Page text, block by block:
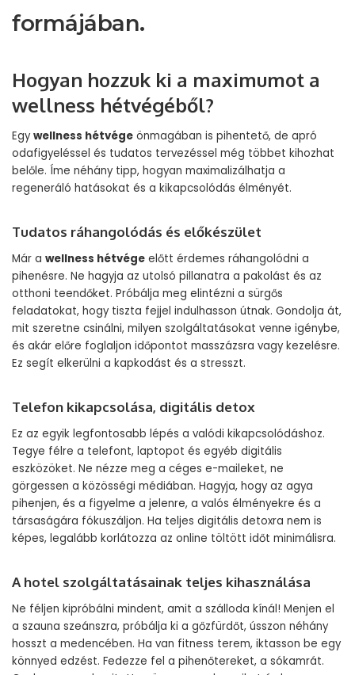
formájában.
Hogyan hozzuk ki a maximumot a
wellness hétvégéből?
Egy wellness hétvége önmagában is pihentető, de apró
odafigyeléssel és tudatos tervezéssel még többet kihozhat
belőle. Íme néhány tipp, hogyan maximalizálhatja a
regeneráló hatásokat és a kikapcsolódás élményét.
Tudatos ráhangolódás és előkészület
Már a wellness hétvége előtt érdemes ráhangolódni a
pihenésre. Ne hagyja az utolsó pillanatra a pakolást és az
otthoni teendőket. Próbálja meg elintézni a sürgős
feladatokat, hogy tiszta fejjel indulhasson útnak. Gondolja át,
mit szeretne csinálni, milyen szolgáltatásokat venne igénybe,
és akár előre foglaljon időpontot masszázsra vagy kezelésre.
Ez segít elkerülni a kapkodást és a stresszt.
Telefon kikapcsolása, digitális detox
Ez az egyik legfontosabb lépés a valódi kikapcsolódáshoz.
Tegye félre a telefont, laptopot és egyéb digitális
eszközöket. Ne nézze meg a céges e-maileket, ne
görgessen a közösségi médiában. Hagyja, hogy az agya
pihenjen, és a figyelme a jelenre, a valós élményekre és a
társaságára fókuszáljon. Ha teljes digitális detoxra nem is
képes, legalább korlátozza az online töltött időt minimálisra.
A hotel szolgáltatásainak teljes kihasználása
Ne féljen kipróbálni mindent, amit a szálloda kínál! Menjen el
a szauna szeánszra, próbálja ki a gőzfürdőt, ússzon néhány
hosszt a medencében. Ha van fitness terem, iktasson be egy
könnyed edzést. Fedezze fel a pihenőtereket, a sókamrát.